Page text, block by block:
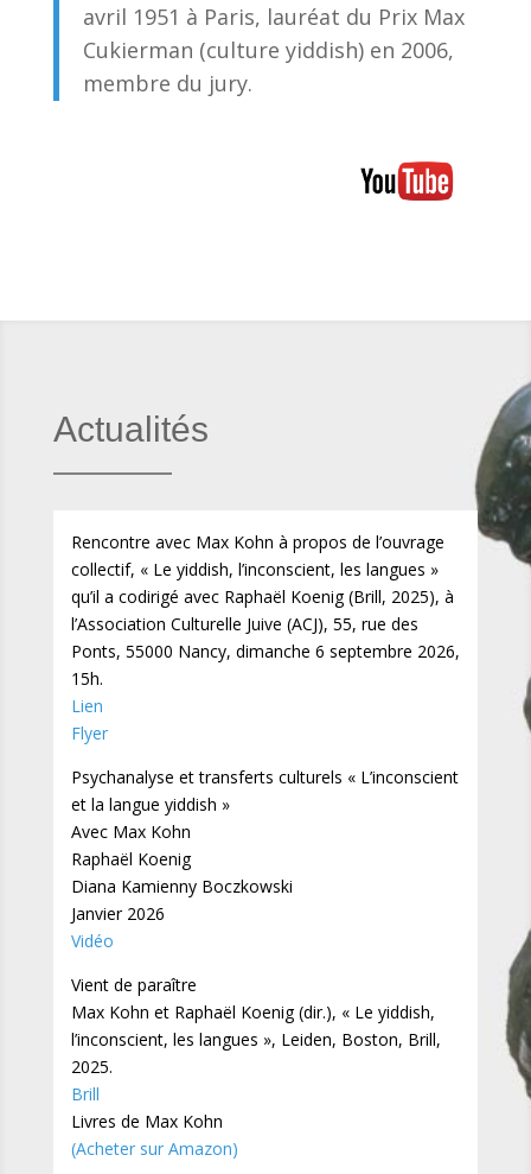
avril 1951 à Paris, lauréat du Prix Max
Cukierman (culture yiddish) en 2006,
membre du jury.
Actualités
Rencontre avec Max Kohn à propos de l’ouvrage
collectif, « Le yiddish, l’inconscient, les langues »
qu’il a codirigé avec Raphaël Koenig (Brill, 2025), à
l’Association Culturelle Juive (ACJ), 55, rue des
Ponts, 55000 Nancy, dimanche 6 septembre 2026,
15h.
Lien
Flyer
Psychanalyse et transferts culturels « L’inconscient
et la langue yiddish »
Avec Max Kohn
Raphaël Koenig
Diana Kamienny Boczkowski
Janvier 2026
Vidéo
Vient de paraître
Max Kohn et Raphaël Koenig (dir.), « Le yiddish,
l’inconscient, les langues », Leiden, Boston, Brill,
2025.
Brill
Livres de Max Kohn
(Acheter sur Amazon)